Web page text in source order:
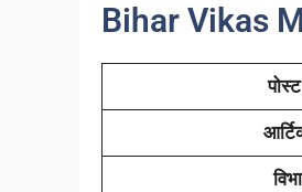
Bihar Vikas